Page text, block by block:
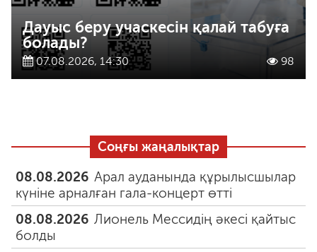
Дауыс беру учаскесін қалай табуға
болады?
07.08.2026, 14:30 98
Соңғы жаңалықтар
08.08.2026 Арал ауданында құрылысшылар
күніне арналған гала-концерт өтті
08.08.2026 Лионель Мессидің әкесі қайтыс
болды